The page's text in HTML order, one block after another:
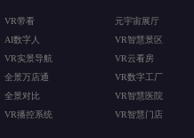
VR带看
AI数字人
VR实景导航
全景万店通
全景对比
VR播控系统
元宇宙展厅
VR智慧景区
VR云看房
VR数字工厂
VR智慧医院
VR智慧门店